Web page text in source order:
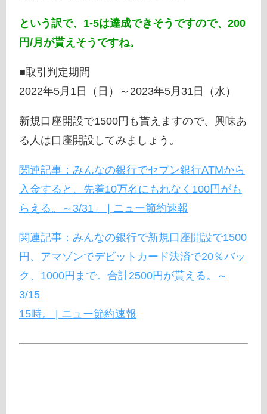
という訳で、1-5は達成できそうですので、200
円/月が貰えそうですね。
■取引判定期間
2022年5月1日（日）～2023年5月31日（水）
新規口座開設で1500円も貰えますので、興味あ
る人は口座開設してみましょう。
関連記事：みんなの銀行でセブン銀行ATMから
入金すると、先着10万名にもれなく100円がも
らえる。～3/31。 | ニュー節約速報
関連記事：みんなの銀行で新規口座開設で1500
円、アマゾンでデビットカード決済で20％バッ
ク、1000円まで。合計2500円が貰える。～
3/15
15時。 | ニュー節約速報